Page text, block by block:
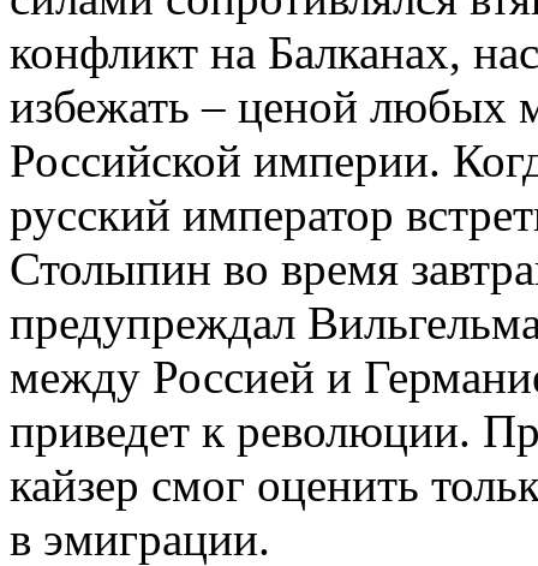
конфликт на Балканах,
избежать – ценой любых
Российской империи.
русский император
Столыпин во время
предупреждал
между Россией и
приведет к революции.
кайзер смог оценить
в эмиграции.